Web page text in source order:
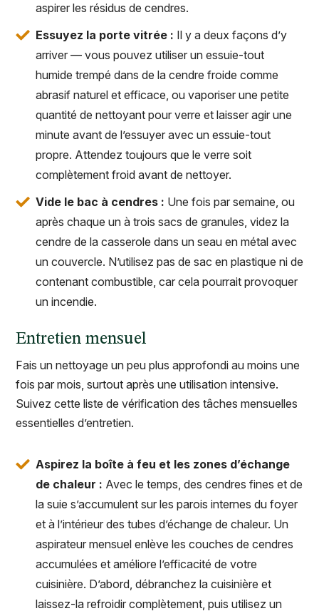
aspirer les résidus de cendres.
Essuyez la porte vitrée : Il y a deux façons d’y
arriver — vous pouvez utiliser un essuie-tout
humide trempé dans de la cendre froide comme
abrasif naturel et efficace, ou vaporiser une petite
quantité de nettoyant pour verre et laisser agir une
minute avant de l’essuyer avec un essuie-tout
propre. Attendez toujours que le verre soit
complètement froid avant de nettoyer.
Vide le bac à cendres : Une fois par semaine, ou
après chaque un à trois sacs de granules, videz la
cendre de la casserole dans un seau en métal avec
un couvercle. N’utilisez pas de sac en plastique ni de
contenant combustible, car cela pourrait provoquer
un incendie.
Entretien mensuel
Fais un nettoyage un peu plus approfondi au moins une
fois par mois, surtout après une utilisation intensive.
Suivez cette liste de vérification des tâches mensuelles
essentielles d’entretien.
Aspirez la boîte à feu et les zones d’échange
de chaleur : Avec le temps, des cendres fines et de
la suie s’accumulent sur les parois internes du foyer
et à l’intérieur des tubes d’échange de chaleur. Un
aspirateur mensuel enlève les couches de cendres
accumulées et améliore l’efficacité de votre
cuisinière. D’abord, débranchez la cuisinière et
laissez-la refroidir complètement, puis utilisez un